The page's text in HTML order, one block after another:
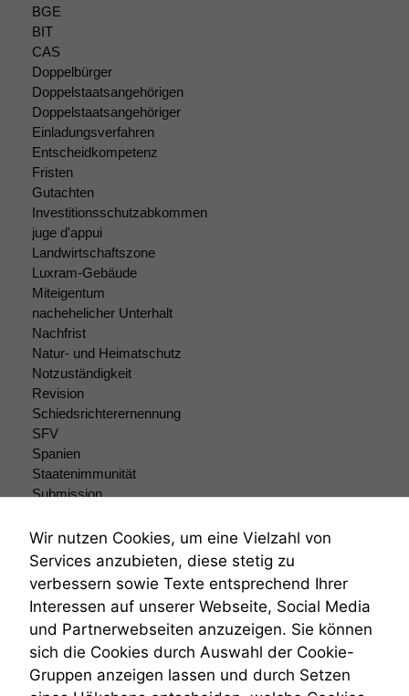
BGE
BIT
CAS
Doppelbürger
Doppelstaatsangehörigen
Doppelstaatsangehöriger
Einladungsverfahren
Entscheidkompetenz
Fristen
Gutachten
Investitionsschutzabkommen
juge d'appui
Landwirtschaftszone
Luxram-Gebäude
Miteigentum
nachehelicher Unterhalt
Nachfrist
Natur- und Heimatschutz
Notzuständigkeit
Revision
Schiedsrichterernennung
SFV
Spanien
Staatenimmunität
Submission
Teilungsklage
Venezuela
VRK
Wiederherstellungsanordnung
Zivilprozessordnung
ZPO
Zustellfiktion
Zuständigkeit
Wir nutzen Cookies, um eine Vielzahl von
Services anzubieten, diese stetig zu
verbessern sowie Texte entsprechend Ihrer
Interessen auf unserer Webseite, Social Media
und Partnerwebseiten anzuzeigen. Sie können
sich die Cookies durch Auswahl der Cookie-
Gruppen anzeigen lassen und durch Setzen
Marketing
Wir speichern
anonyme Daten ab,
um interne
marketingtechnische
Auswertungen
durchführen zu
können. Diese helfen